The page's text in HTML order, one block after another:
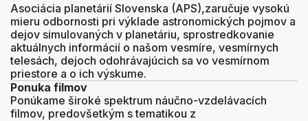
Asociácia planetárií Slovenska (APS),zaručuje vysokú
mieru odbornosti pri výklade astronomických pojmov a
dejov simulovaných v planetáriu, sprostredkovanie
aktuálnych informácií o našom vesmíre, vesmírnych
telesách, dejoch odohrávajúcich sa vo vesmírnom
priestore a o ich výskume.
Ponuka filmov
Ponúkame široké spektrum náučno-vzdelávacích
filmov, predovšetkým s tematikou z